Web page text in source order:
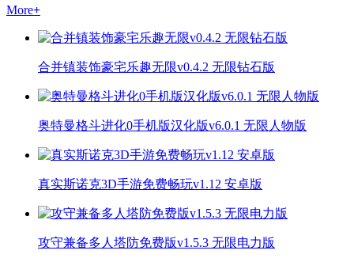
More+
合并镇装饰豪宅乐趣无限v0.4.2 无限钻石版
奥特曼格斗进化0手机版汉化版v6.0.1 无限人物版
真实斯诺克3D手游免费畅玩v1.12 安卓版
攻守兼备多人塔防免费版v1.5.3 无限电力版